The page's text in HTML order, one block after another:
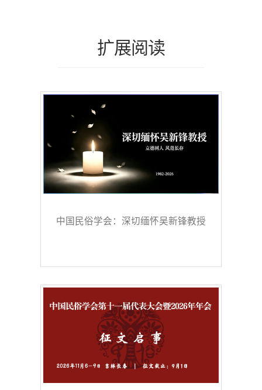
扩展阅读
中国民俗学会：深切缅怀吴新锋教授